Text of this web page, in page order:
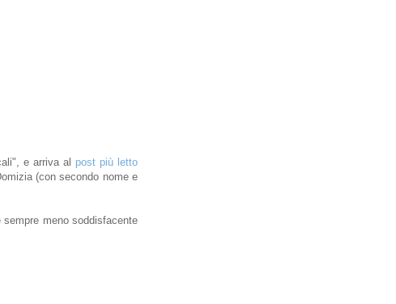
e arriva al post più letto
(con secondo nome e
meno soddisfacente